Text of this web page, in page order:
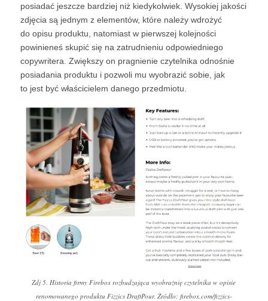
posiadać jeszcze bardziej niż kiedykolwiek. Wysokiej jakości
zdjęcia są jednym z elementów, które należy wdrożyć
do opisu produktu, natomiast w pierwszej kolejności
powinieneś skupić się na zatrudnieniu odpowiedniego
copywritera. Zwiększy on pragnienie czytelnika odnośnie
posiadania produktu i pozwoli mu wyobrazić sobie, jak
to jest być właścicielem danego przedmiotu.
Zdj 5. Historia firmy Firebox rozbudzająca wyobraźnię czytelnika w opisie
renomowanego produktu Fizzics DraftPour. Źródło: firebox.com/fizzics-